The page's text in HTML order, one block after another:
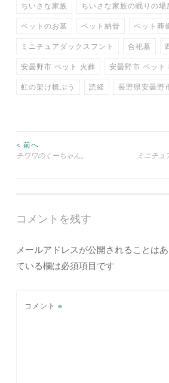
ちいさな家族 ちいさな家族の眠りの場
ペットのお墓 ペット納骨 ペット葬
ミニチュアダックスフント 合祀墓
安曇野市 ペット 火葬 安曇野市 ペット
虹の架け橋ぷう 読経 長野県安曇野
投
ビ
ゲ
ー
シ
< 前へ
チワワのくーちゃん。
ミニチュ
コメントを残す
メールアドレスが公開されることはあ
ている欄は必須項目です
コメント ※